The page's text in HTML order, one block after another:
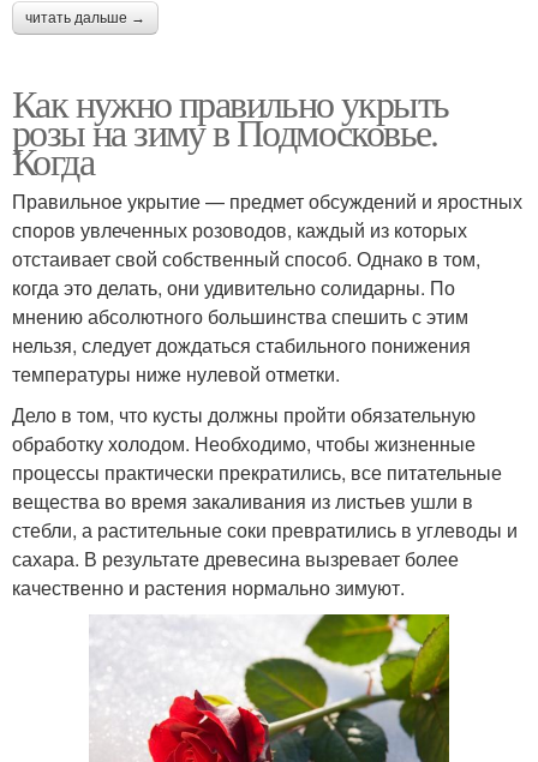
читать дальше →
Как нужно правильно укрыть
розы на зиму в Подмосковье.
Когда
Правильное укрытие — предмет обсуждений и яростных
споров увлеченных розоводов, каждый из которых
отстаивает свой собственный способ. Однако в том,
когда это делать, они удивительно солидарны. По
мнению абсолютного большинства спешить с этим
нельзя, следует дождаться стабильного понижения
температуры ниже нулевой отметки.
Дело в том, что кусты должны пройти обязательную
обработку холодом. Необходимо, чтобы жизненные
процессы практически прекратились, все питательные
вещества во время закаливания из листьев ушли в
стебли, а растительные соки превратились в углеводы и
сахара. В результате древесина вызревает более
качественно и растения нормально зимуют.